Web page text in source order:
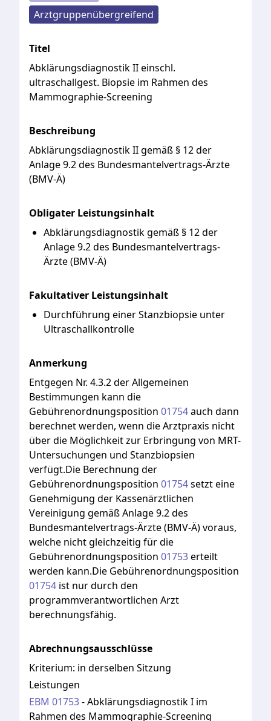
Arztgruppenübergreifend
Titel
Abklärungsdiagnostik II einschl.
ultraschallgest. Biopsie im Rahmen des
Mammographie-Screening
Beschreibung
AbklärungsdiagnostikIIgemäß § 12der
Anlage9.2des Bundesmantelvertrags-Ärzte
(BMV-Ä)
Obligater Leistungsinhalt
Abklärungsdiagnostik gemäß § 12 der
Anlage 9.2 des Bundesmantelvertrags-
Ärzte (BMV-Ä)
Fakultativer Leistungsinhalt
Durchführung einer Stanzbiopsie unter
Ultraschallkontrolle
Anmerkung
Entgegen Nr. 4.3.2derAllgemeinen
Bestimmungen kann die
Gebührenordnungsposition 01754auch dann
berechnetwerden, wenn dieArztpraxis nicht
überdie Möglichkeitzur Erbringung von MRT-
Untersuchungen und Stanzbiopsien
verfügt.Die Berechnung der
Gebührenordnungsposition 01754setzteine
Genehmigung der Kassenärztlichen
Vereinigung gemäßAnlage9.2des
Bundesmantelvertrags-Ärzte(BMV-Ä)voraus,
welche nichtgleichzeitig fürdie
Gebührenordnungsposition 01753erteilt
werden kann.Die Gebührenordnungsposition
01754 ist nurdurch den
programmverantwortlichen Arzt
berechnungsfähig.
Abrechnungsausschlüsse
Kriterium: in derselben Sitzung
Leistungen
EBM 01753-Abklärungsdiagnostik I im
Rahmen des Mammographie-Screening